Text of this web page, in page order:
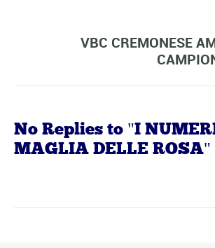
VBC CREMONESE
No Replies to "I
MAGLIA DELLE ROSA"